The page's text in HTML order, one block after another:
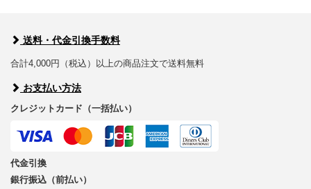
送料・代金引換手数料
合計4,000円（税込）以上の商品注文で送料無料
お支払い方法
クレジットカード（一括払い）
代金引換
銀行振込（前払い）